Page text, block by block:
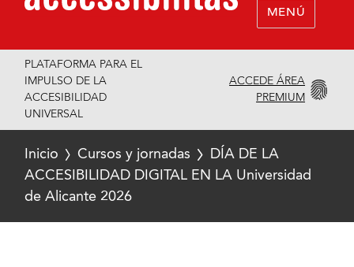
MENÚ
PLATAFORMA PARA EL
IMPULSO DE LA
ACCESIBILIDAD
UNIVERSAL
ACCEDE ÁREA
PREMIUM
Inicio Cursos y jornadas
DÍA DE LA
ACCESIBILIDAD DIGITAL EN LA Universidad
de Alicante 2026